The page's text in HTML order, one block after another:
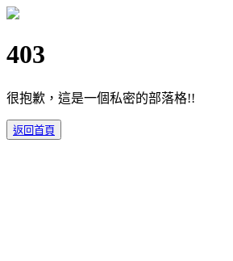
403
很抱歉，這是一個私密的部落格!!
返回首頁